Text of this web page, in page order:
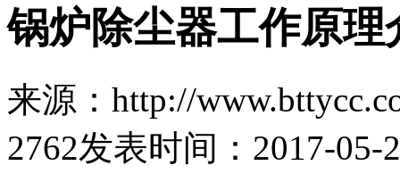
锅炉除尘器工作原理
来源：http://
2762发表时间：2017-05-